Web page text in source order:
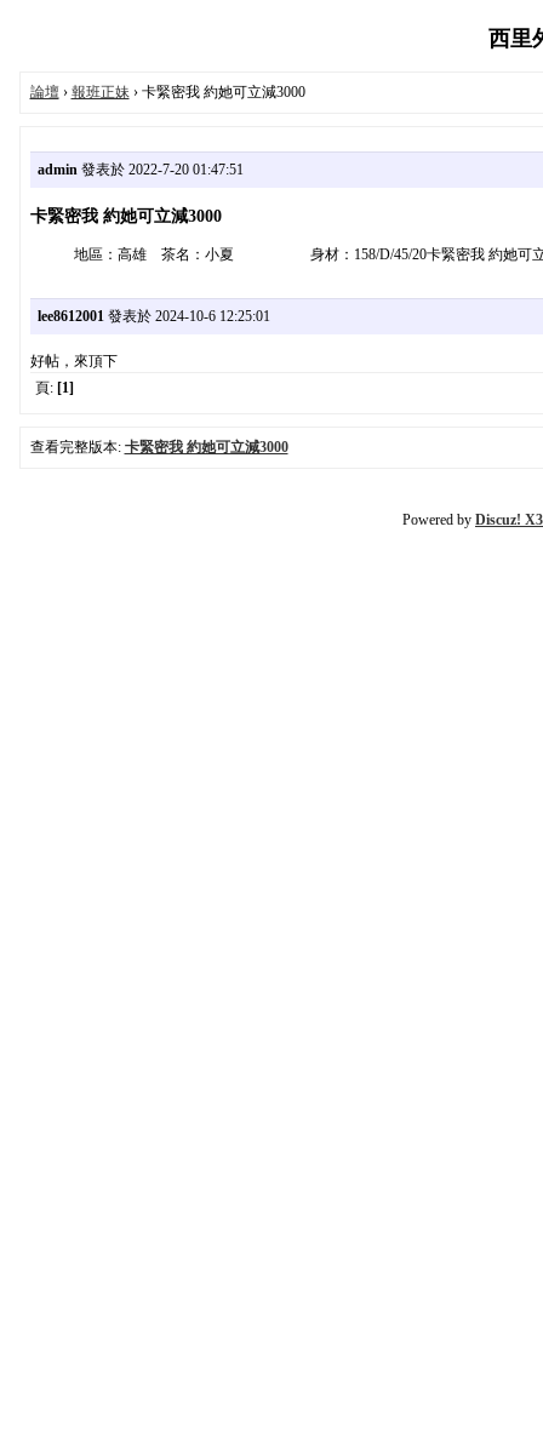
西里
論壇› 報班正妹› 卡緊密我 約她可立減3000
admin發表於 2022-7-20 01:47:51
卡緊密我 約她可立減3000
地區：高雄 茶名：小夏 身材：158/D/45/20卡緊密我 約她可立
lee8612001發表於 2024-10-6 12:25:01
好帖，來頂下
頁: [1]
查看完整版本: 卡緊密我 約她可立減3000
Powered by Discuz!